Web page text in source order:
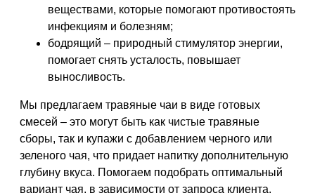
веществами, которые помогают противостоять
инфекциям и болезням;
бодрящий – природный стимулятор энергии,
помогает снять усталость, повышает
выносливость.
Мы предлагаем травяные чаи в виде готовых
смесей – это могут быть как чистые травяные
сборы, так и купажи с добавлением черного или
зеленого чая, что придает напитку дополнительную
глубину вкуса. Помогаем подобрать оптимальный
вариант чая, в зависимости от запроса клиента.